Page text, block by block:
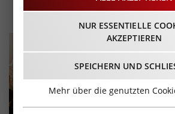
NUR ESSENTIELLE
AKZEPTIEREN
SPEICHERN UND
Mehr über die genutzten